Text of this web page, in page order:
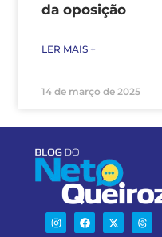
da oposição
LER MAIS +
14 de março de 2025